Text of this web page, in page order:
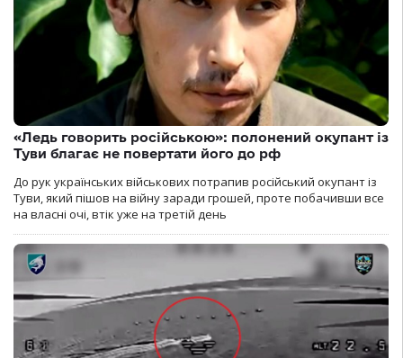
«Ледь говорить російською»: полонений окупант із
Туви благає не повертати його до рф
До рук українських військових потрапив російський окупант із
Туви, який пішов на війну заради грошей, проте побачивши все
на власні очі, втік уже на третій день